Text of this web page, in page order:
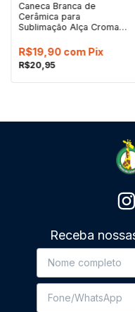
Caneca Branca de
Cerâmica para
Sublimação Alça Cromada
R$20,95
R$19,90 com Pix
Receba